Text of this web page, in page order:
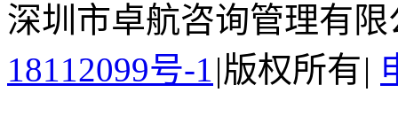
深圳市卓航咨询管理有限
18112099号-1 |版权所有|